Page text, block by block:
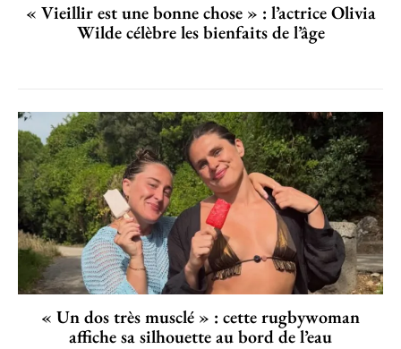
« Vieillir est une bonne chose » : l’actrice Olivia
Wilde célèbre les bienfaits de l’âge
« Un dos très musclé » : cette rugbywoman
affiche sa silhouette au bord de l’eau